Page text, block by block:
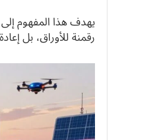
يهدف هذا المفهوم
رقمنة للأوراق، بل